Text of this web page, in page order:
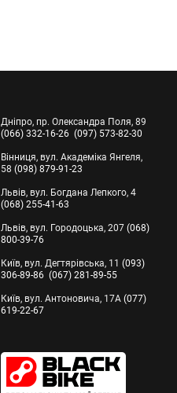
Дніпро, пр. Олександра Поля, 89
(066) 332-16-26 (097) 573-82-30
Вінниця, вул. Академіка Янгеля,
58 (098) 879-91-23
Львів, вул. Богдана Лепкого, 4
(068) 255-41-63
Львів, вул. Городоцька, 207 (068)
800-39-76
Київ, вул. Дегтярівська, 11 (093)
306-89-86 (067) 281-89-55
Київ, вул. Антоновича, 17А (077)
619-22-67